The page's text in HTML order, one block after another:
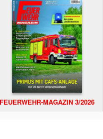
FEUERWEHR-MAGAZIN 3/2026